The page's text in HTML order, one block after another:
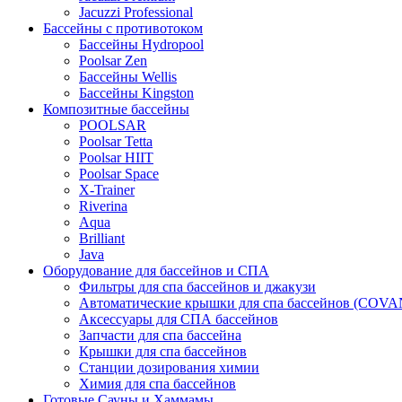
Jacuzzi Professional
Бассейны с противотоком
Бассейны Hydropool
Poolsar Zen
Бассейны Wellis
Бассейны Kingston
Композитные бассейны
POOLSAR
Poolsar Tetta
Poolsar HIIT
Poolsar Space
X-Trainer
Riverina
Aqua
Brilliant
Java
Оборудование для бассейнов и СПА
Фильтры для спа бассейнов и джакузи
Автоматические крышки для спа бассейнов
Аксессуары для СПА бассейнов
Запчасти для спа бассейна
Крышки для спа бассейнов
Станции дозирования химии
Химия для спа бассейнов